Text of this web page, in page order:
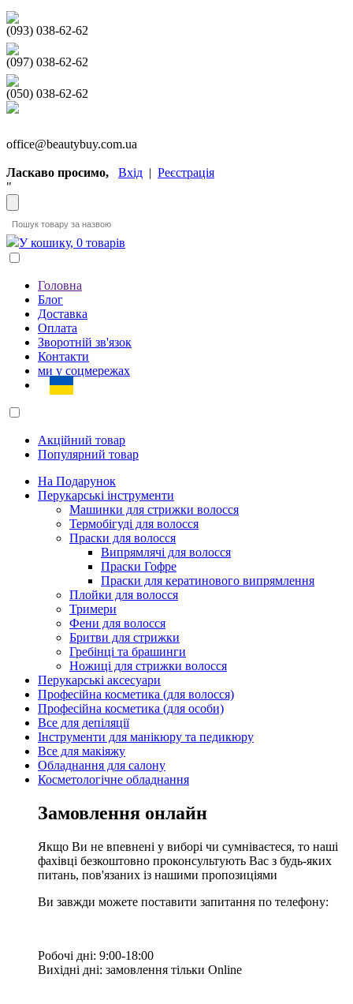
(093) 038-62-62
(097) 038-62-62
(050) 038-62-62
office@beautybuy.com.ua
Ласкаво просимо, Вхід | Реєстрація
"
У кошику, 0 товарів
Головна
Блог
Доставка
Оплата
Зворотній зв'язок
Контакти
ми у соцмережах
Акційний товар
Популярний товар
На Подарунок
Перукарські інструменти
Машинки для стрижки волосся
Термобігуді для волосся
Праски для волосся
Випрямлячі для волосся
Праски Гофре
Праски для кератинового випрямлення
Плойки для волосся
Тримери
Фени для волосся
Бритви для стрижки
Гребінці та брашинги
Ножиці для стрижки волосся
Перукарські аксесуари
Професійна косметика (для волосся)
Професійна косметика (для особи)
Все для депіляції
Інструменти для манікюру та педикюру
Все для макіяжу
Обладнання для салону
Косметологічне обладнання
Замовлення онлайн
Якщо Ви не впевнені у виборі чи сумніваєтеся, то наші
фахівці безкоштовно проконсультують Вас з будь-яких
питань, пов'язаних із нашими пропозиціями
Ви завжди можете поставити запитання по телефону:
Робочі дні: 9:00-18:00
Вихідні дні: замовлення тільки Online